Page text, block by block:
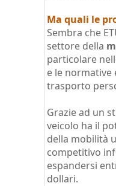
Ma quali le
Sembra che
settore della
particolare
e le
trasporto
Grazie ad un
veicolo ha il
della mobilità
competitivo
espandersi
dollari.